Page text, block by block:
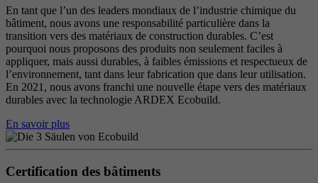
En tant que l’un des leaders mondiaux de l’industrie chimique du
bâtiment, nous avons une responsabilité particulière dans la
transition vers des matériaux de construction durables. C’est
pourquoi nous proposons des produits non seulement faciles à
appliquer, mais aussi durables, à faibles émissions et respectueux de
l’environnement, tant dans leur fabrication que dans leur utilisation.
En 2021, nous avons franchi une nouvelle étape vers des matériaux
durables avec la technologie ARDEX Ecobuild.
En savoir plus
Certification des bâtiments